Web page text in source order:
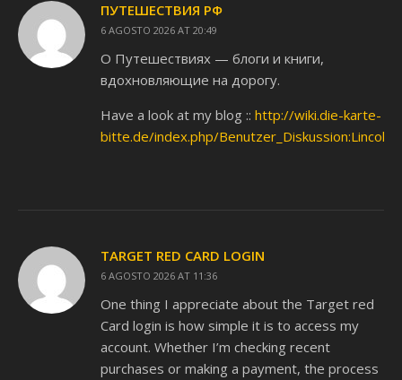
ПУТЕШЕСТВИЯ РФ
6 AGOSTO 2026 AT 20:49
О Путешествиях — блоги и книги,
вдохновляющие на дорогу.
Have a look at my blog :: http://wiki.die-karte-
bitte.de/index.php/
TARGET RED CARD LOGIN
6 AGOSTO 2026 AT 11:36
One thing I appreciate about the Target red
Card login is how simple it is to access my
account. Whether I’m checking recent
purchases or making a payment, the process